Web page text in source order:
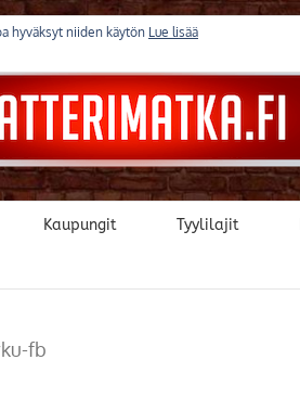
Kaupungit Tyylilajit
fb
hyväksyt niiden käytön Lue lisää